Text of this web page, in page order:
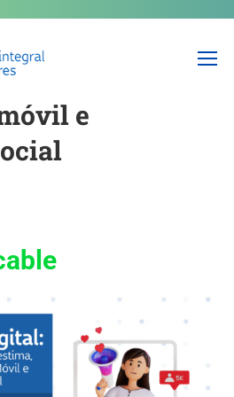
Redes
FOMO,
e